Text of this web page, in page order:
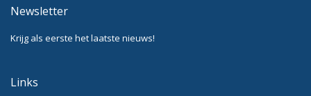
Newsletter
Krijg als eerste het laatste nieuws!
Links